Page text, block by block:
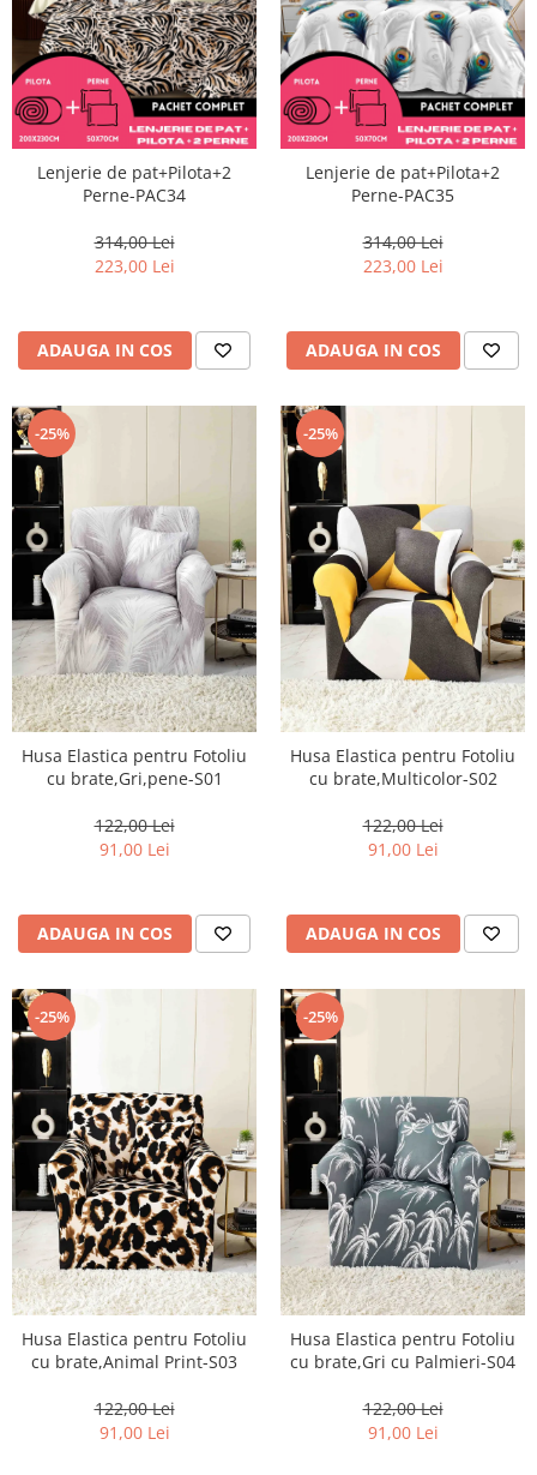
Lenjerie de pat+Pilota+2
Perne-PAC34
314,00 Lei
223,00 Lei
ADAUGA IN COS
Lenjerie de pat+Pilota+2
Perne-PAC35
314,00 Lei
223,00 Lei
ADAUGA IN COS
-25%
Husa Elastica pentru Fotoliu
cu brate,Gri,pene-S01
122,00 Lei
91,00 Lei
ADAUGA IN COS
-25%
Husa Elastica pentru Fotoliu
cu brate,Multicolor-S02
122,00 Lei
91,00 Lei
ADAUGA IN COS
-25%
Husa Elastica pentru Fotoliu
cu brate,Animal Print-S03
122,00 Lei
91,00 Lei
-25%
Husa Elastica pentru Fotoliu
cu brate,Gri cu Palmieri-S04
122,00 Lei
91,00 Lei